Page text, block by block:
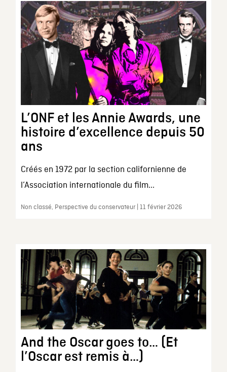
L’ONF et les Annie Awards, une
histoire d’excellence depuis 50
ans
Créés en 1972 par la section californienne de
l’Association internationale du film...
Non classé, Perspective du conservateur | 11 février 2026
And the Oscar goes to… (Et
l’Oscar est remis à…)